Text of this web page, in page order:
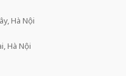
Hà Nội
Hà Nội